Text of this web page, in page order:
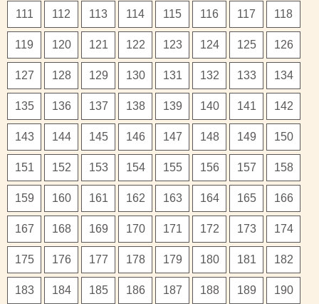
111 112 113 114 115 116 117 118
119 120 121 122 123 124 125 126
127 128 129 130 131 132 133 134
135 136 137 138 139 140 141 142
143 144 145 146 147 148 149 150
151 152 153 154 155 156 157 158
159 160 161 162 163 164 165 166
167 168 169 170 171 172 173 174
175 176 177 178 179 180 181 182
183 184 185 186 187 188 189 190